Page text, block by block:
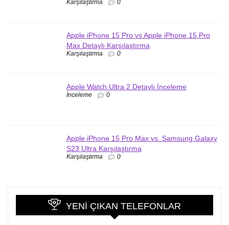
Karşılaştırma 0
Apple iPhone 15 Pro vs Apple iPhone 15 Pro
Max Detaylı Karşılaştırma
Karşılaştırma 0
Apple Watch Ultra 2 Detaylı İnceleme
İnceleme 0
Apple iPhone 15 Pro Max vs. Samsung Galaxy
S23 Ultra Karşılaştırma
Karşılaştırma 0
YENI ÇIKAN TELEFONLAR